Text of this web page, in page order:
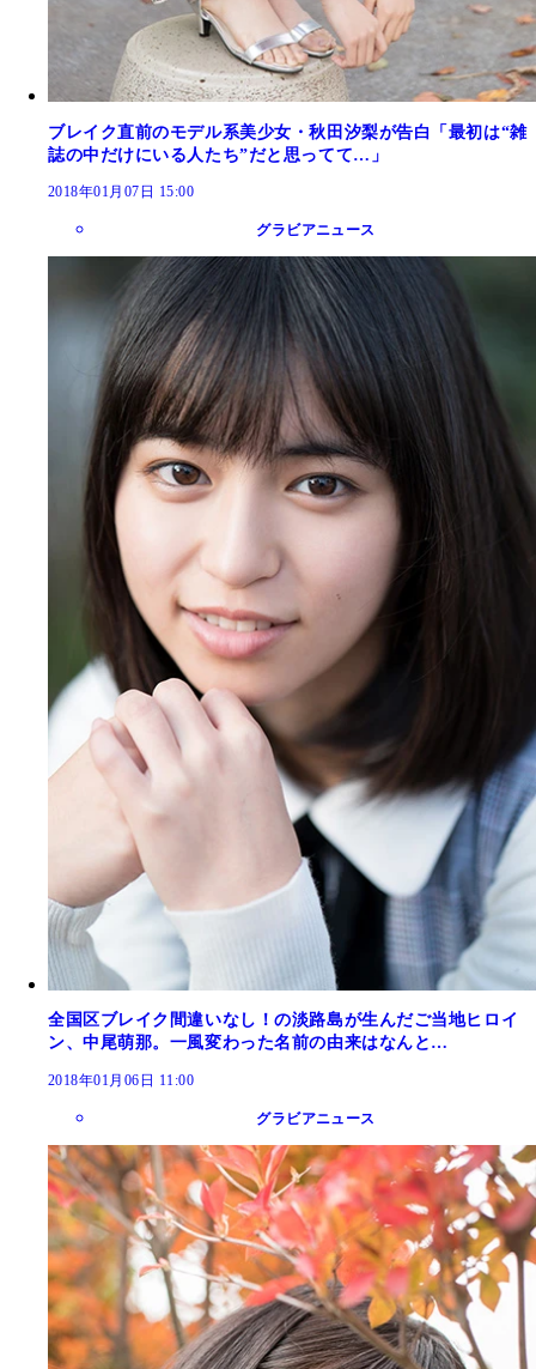
ブレイク直前のモデル系美少女・秋田汐梨が告白「最初は“雑
誌の中だけにいる人たち”だと思ってて…」
2018年01月07日 15:00
グラビアニュース
全国区ブレイク間違いなし！の淡路島が生んだご当地ヒロイ
ン、中尾萌那。一風変わった名前の由来はなんと…
2018年01月06日 11:00
グラビアニュース